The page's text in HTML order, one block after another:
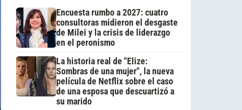
Encuesta rumbo a 2027: cuatro
consultoras midieron el desgaste
de Milei y la crisis de liderazgo
en el peronismo
La historia real de "Elize:
Sombras de una mujer", la nueva
película de Netflix sobre el caso
de una esposa que descuartizó a
su marido